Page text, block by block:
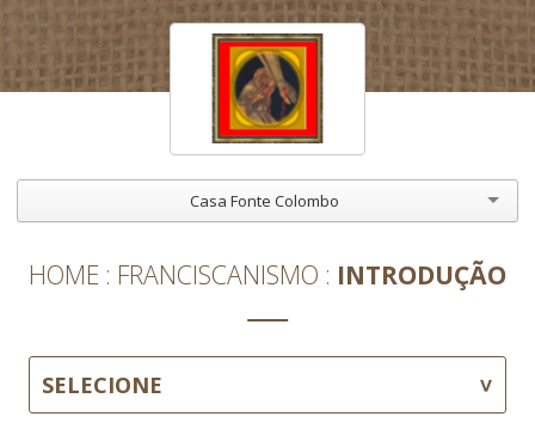
Casa Fonte Colombo
HOME FRANCISCANISMO INTRODUÇÃO
SELECIONE